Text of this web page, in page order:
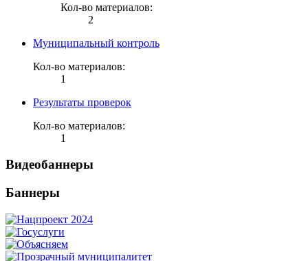
Кол-во материалов:
2
Муниципальный контроль
Кол-во материалов:
1
Результаты проверок
Кол-во материалов:
1
Видеобаннеры
Баннеры